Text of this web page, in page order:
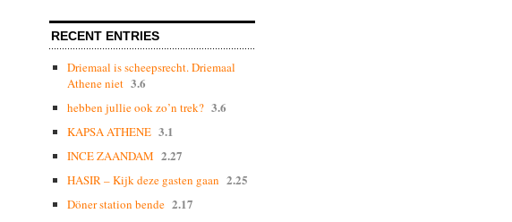
RECENT ENTRIES
Driemaal is scheepsrecht. Driemaal
Athene niet 3.6
hebben jullie ook zo’n trek? 3.6
KAPSA ATHENE 3.1
INCE ZAANDAM 2.27
HASIR – Kijk deze gasten gaan 2.25
Döner station bende 2.17